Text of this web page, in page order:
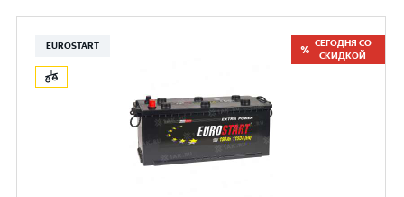
EUROSTART
СЕГОДНЯ СО
СКИДКОЙ